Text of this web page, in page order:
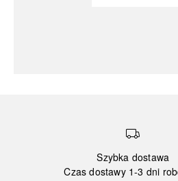
Szybka dostawa
Czas dostawy 1-3 dni